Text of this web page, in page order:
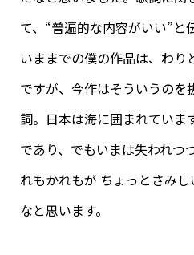
て、“普遍的な内容がいい”と
いままでの僕の作品は、わり
ですが、今作はそういうのを
詞。日本は海に囲まれていま
であり、でもいまは失われつ
れもかれもが ちょっとさみ
なと思います。